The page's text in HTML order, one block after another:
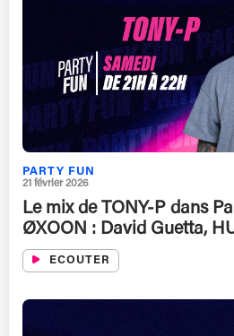
PARTY FUN
21 février 2026
Le mix de TONY-P dans
ØXOON : David Guetta,
ECOUTER